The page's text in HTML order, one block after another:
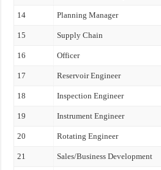
14 Planning Manager
15 Supply Chain
16 Officer
17 Reservoir Engineer
18 Inspection Engineer
19 Instrument Engineer
20 Rotating Engineer
21 Sales/Business Development